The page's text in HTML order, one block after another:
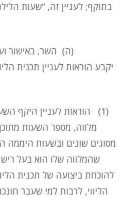
בתוקף; לעניין זה, “שעות
(ה) השר, באישור
יקבע הוראות לעניין תכנית
(1)
הוראות לעניין היקף
מלווה, מספר השעות
מסוגים שונים ובשעות היממה
שהמלווה שלו הוא בעל
להוכחת ביצועה של תכנית
הליווי, לרבות למי שעבר